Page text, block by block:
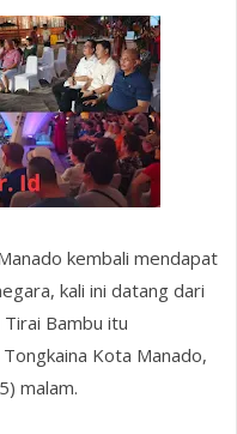
kembali mendapat
kali ini datang dari
Bambu itu
Kota Manado,
malam.